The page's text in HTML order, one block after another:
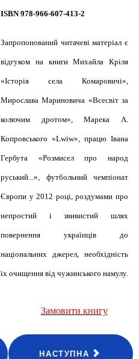
ISBN 978-966-607-413-2
Запропонований читачеві матеріал є
відгуком на книги Михайла Кріля
«Історія села Комаровичі»,
Мирослава Мариновича «Всесвіт за
колючим дротом», Марека А.
Копровського «Lwiw», працю Івана
Гербута «Розмисел про народ
руський...», футбольний чемпіонат
Європи у 2012 році, роздумами про
непростий і звивистий шлях
повернення українців до
національних джерел, необхідність
їх очищення від чужинського намулу.
Замовити книгу
НАСТУПНА